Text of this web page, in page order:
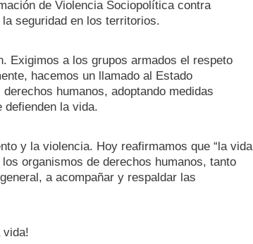
de Violencia Sociopolítica contra
seguridad en los territorios.
Exigimos a los grupos armados el respeto
hacemos un llamado al Estado
humanos, adoptando medidas
defienden la vida.
y la violencia. Hoy reafirmamos que “la vida
organismos de derechos humanos, tanto
a acompañar y respaldar las
vida!